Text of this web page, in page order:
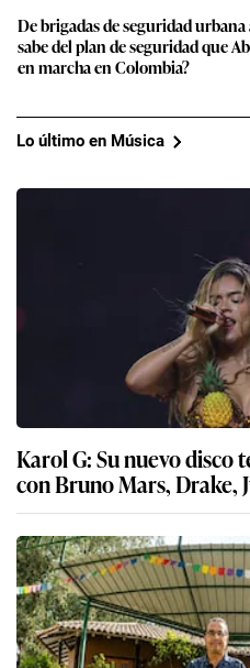
De brigadas de seguridad
sabe del plan de seguridad que
en marcha en Colombia?
Lo último en Música
Karol G: Su nuevo disco
con Bruno Mars, Drake,